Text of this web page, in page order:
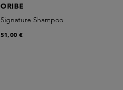
ORIBE
Signature Shampoo
51,00 €